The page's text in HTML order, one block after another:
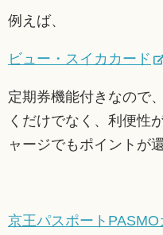
例えば、
ビュー・スイカカード
定期券機能付きなので
くだけでなく、利便性
ャージでもポイントが
京王パスポート